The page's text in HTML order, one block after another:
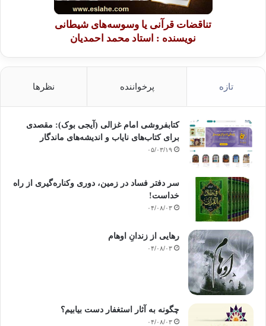
تناقضات قرآنی یا وسوسه‌های شیطانی
نویسنده : استاد محمد احمدیان
تازه پرخواننده نظرها
کتابفروشی امام غزالی (آیجی بوک): مقصدی
برای کتاب‌های نایاب و اندیشه‌های ماندگار
۰۵/۰۳/۱۹
سر دفتر فساد در زمین‌، دوری وکناره‌گیری از راه
خداست‌!
۰۴/۰۸/۰۳
رهایی از زندانِ اوهام
۰۴/۰۸/۰۳
چگونه به آثار استغفار دست بیابیم؟
۰۴/۰۸/۰۳